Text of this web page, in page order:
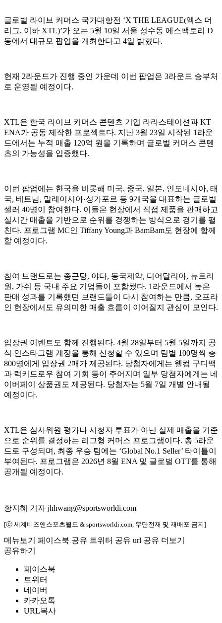
글로벌 라이브 커머스 국가대항전 ‘X THE LEAGUE(엑스 더
리그, 이하 XTL)’가 오는 5월 10일 서울 성수동 에스팩토리 D
동에서 대규모 팝업을 개최한다고 4일 밝혔다.
현재 2라운드가 진행 중인 가운데 이번 팝업은 3라운드 승부처
로 운영될 예정이다.
XTL은 한국 라이브 커머스 콘텐츠 기업 라라스테이션과 KT
ENA가 공동 제작한 프로젝트다. 지난 3월 23일 시작된 1라운
드에서는 누적 매출 120억 원을 기록하며 글로벌 커머스 콘텐
츠의 가능성을 입증했다.
이번 팝업에는 한국을 비롯해 미국, 중국, 일본, 인도네시아, 태
국, 베트남, 말레이시아·싱가포르 등 9개국을 대표하는 글로벌
셀러 40명이 참여한다. 이들은 현장에서 직접 제품을 판매하고
실시간 매출을 기반으로 순위를 경쟁하는 방식으로 경기를 펼
친다. 프로그램 MC인 Tiffany Young과 BamBam도 현장에 함께
할 예정이다.
참여 브랜드로는 종근당, 야다, 동국제약, 디어달리아, 뉴트리
원, 가쉬 등 국내 주요 기업들이 포함됐다. 1라운드에서 높은
판매 성과를 기록했던 브랜드들이 다시 참여하는 만큼, 오프라
인 현장에서도 유의미한 매출 흐름이 이어질지 관심이 모인다.
입장권 이벤트도 함께 진행된다. 4월 28일부터 5월 5일까지 공
식 인스타그램 계정을 통해 신청할 수 있으며 팀별 100명씩 총
800명에게 입장권 2매가 제공된다. 당첨자에게는 웰컴 구디백
과 럭키드로우 참여 기회 등이 주어지며 일부 당첨자에게는 네
이버페이 상품권도 제공된다. 당첨자는 5월 7일 개별 안내될
예정이다.
XTL은 심사위원 평가나 시청자 투표가 아닌 실제 매출을 기준
으로 순위를 결정하는 리그형 커머스 프로그램이다. 총 5라운
드로 구성되며, 최종 우승 팀에는 ‘Global No.1 Seller’ 타이틀이
부여된다. 프로그램은 2026년 8월 ENA 및 글로벌 OTT를 통해
공개될 예정이다.
황지혜 기자 jhhwang@sportsworldi.com
[ⓒ 세계비즈앤스포츠월드 & sportsworldi.com, 무단전재 및 재배포 금지]
메뉴보기 페이스북 공유 트위터 공유 url 공유 더보기
공유하기
페이스북
트위터
네이버
카카오톡
URL복사